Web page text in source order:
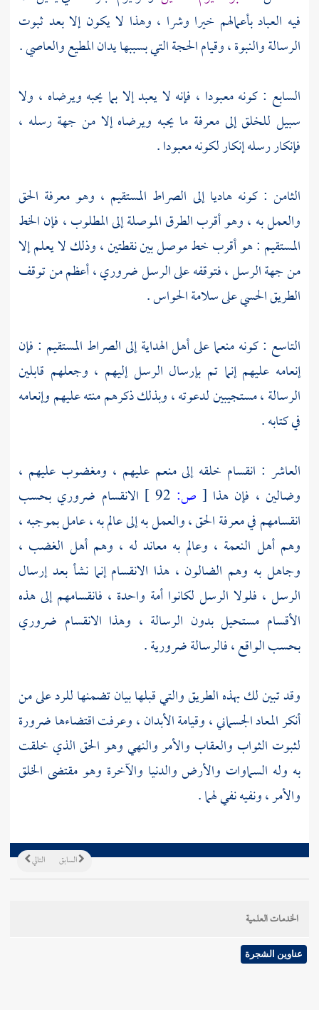
السادس :" ثبوت يوم " الدينوهو يوم الجزاء الذي يدين الله
فيه العباد بأعمالهم خيرا وشرا ، وهذا لا يكون إلا بعد ثبوت
الرسالة والنبوة ، وقيام الحجة التي بسببها يدان المطيع والعاصي .
السابع : كونه معبودا ، فإنه لا يعبد إلا بما يحبه ويرضاه ، ولا
سبيل للخلق إلى معرفة ما يحبه ويرضاه إلا من جهة رسله ،
الثامن : كونه هاديا إلى الصراط المستقيم ، وهو معرفة الحق
والعمل به ، وهو أقرب الطرق الموصلة إلى المطلوب ، فإن الخط
المستقيم : هو أقرب خط موصل بين نقطتين ، وذلك لا يعلم إلا
من جهة الرسل ، فتوقفه على الرسل ضروري ، أعظم من توقف
الطريق الحسي على سلامة الحواس .
التاسع : كونه منعما على أهل الهداية إلى الصراط المستقيم : فإن
إنعامه عليهم إنما تم بإرسال الرسل إليهم ، وجعلهم قابلين
الرسالة ، مستجيبين لدعوته ، وبذلك ذكرهم منته عليهم وإنعامه
في كتابه .
العاشر : انقسام خلقه إلى منعم عليهم ، ومغضوب عليهم ،
وضالين ، فإن هذا[ ص:92 ]
الانقسام ضروري بحسب
انقسامهم في معرفة الحق ، والعمل به إلى عالم به ، عامل بموجبه ،
وهم أهل النعمة ، وعالم به معاند له ، وهم أهل الغضب ،
وجاهل به وهم الضالون ، هذا الانقسام إنما نشأ بعد إرسال
الرسل ، فلولا الرسل لكانوا أمة واحدة ، فانقسامهم إلى هذه
الأقسام مستحيل بدون الرسالة ، وهذا الانقسام ضروري
بحسب الواقع ، فالرسالة ضرورية .
وقد تبين لك بهذه الطريق والتي قبلها بيان تضمنها للرد على من
أنكر المعاد الجسماني ، وقيامة الأبدان ، وعرفت اقتضاءها ضرورة
لثبوت الثواب والعقاب والأمر والنهي وهو الحق الذي خلقت
به وله السماوات والأرض والدنيا والآخرة وهو مقتضى الخلق
والأمر ، ونفيه نفي لهما .
التالي السابق